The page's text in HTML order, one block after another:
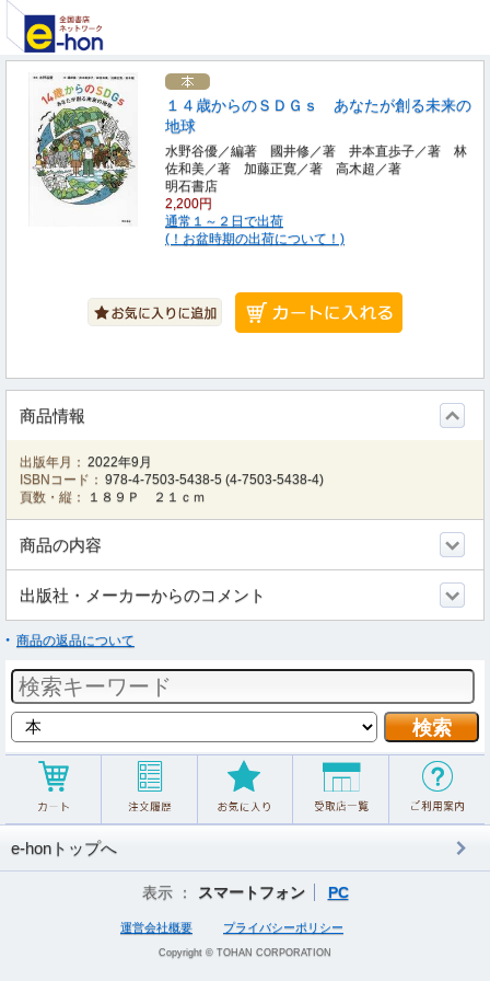
１４歳からのＳＤＧｓ あなたが創る未来の
地球
水野谷優／編著 國井修／著 井本直歩子／著 林
佐和美／著 加藤正寛／著 高木超／著
明石書店
2,200円
通常１～２日で出荷
(！お盆時期の出荷について！)
商品情報
出版年月： 2022年9月
ISBNコード： 978-4-7503-5438-5 (4-7503-5438-4)
頁数・縦：
１８９Ｐ ２１ｃｍ
商品の内容
出版社・メーカーからのコメント
商品の返品について
e-honトップへ
表示 ： スマートフォン PC
運営会社概要 プライバシーポリシー
Copyright © TOHAN CORPORATION